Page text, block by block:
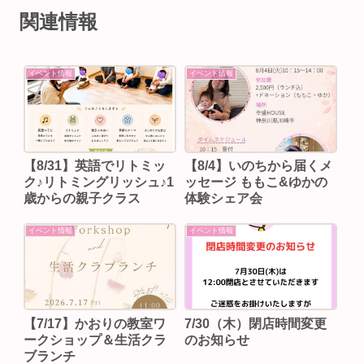
関連情報
イベント情報
【8/31】英語でリトミッ
ク♪リトミングリッシュ♪1
歳からの親子クラス
イベント情報
【8/4】いのちから届くメ
ッセージ ももこ&ゆかの
体験シェア会
イベント情報
【7/17】かおりの教室ワ
ークショップ＆生活クラ
ブランチ
イベント情報
7/30（木）閉店時間変更
のお知らせ